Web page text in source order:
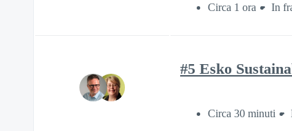
Circa 1 ora In
#5 Esko
Circa 30 minuti